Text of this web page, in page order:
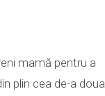
mamă pentru a
plin cea de-a doua